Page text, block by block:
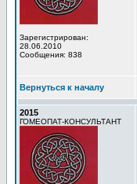
Зарегистрирован:
28.06.2010
Сообщения: 838
Вернуться к началу
2015
ГОМЕОПАТ-КОНСУЛЬТАНТ